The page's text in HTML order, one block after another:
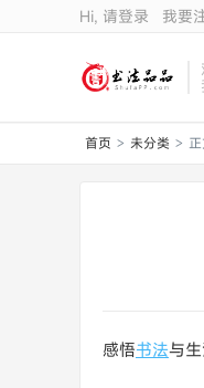
Hi, 请登录 我要
首页 > 未分类 >
感悟书法与